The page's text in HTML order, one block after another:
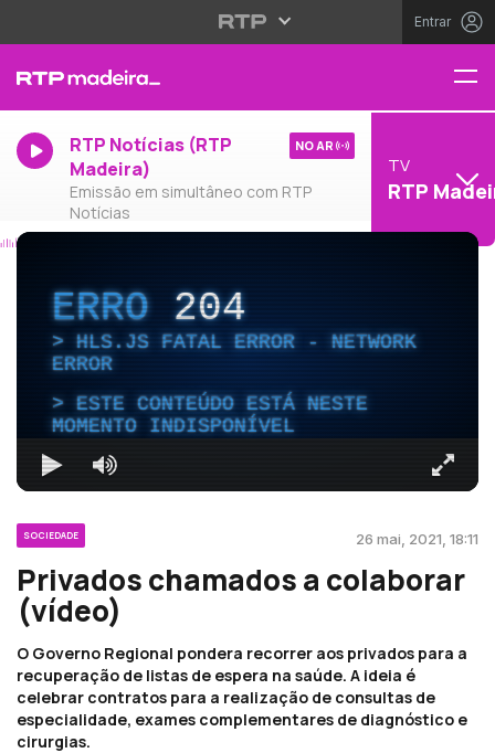
Entrar
RTP Notícias (RTP
Madeira)
Emissão em simultâneo com RTP
Notícias
NO AR
TV
RTP
ERRO204
HLS.JS FATAL ERROR - NETWORK
ERROR
ESTE CONTEÚDO ESTÁ NESTE
MOMENTO INDISPONÍVEL
SOCIEDADE 26 mai, 2021, 18:11
Privados chamados a colaborar
(vídeo)
O Governo Regional pondera recorrer aos privados para a
recuperação de listas de espera na saúde. A ideia é
celebrar contratos para a realização de consultas de
especialidade, exames complementares de diagnóstico e
cirurgias.